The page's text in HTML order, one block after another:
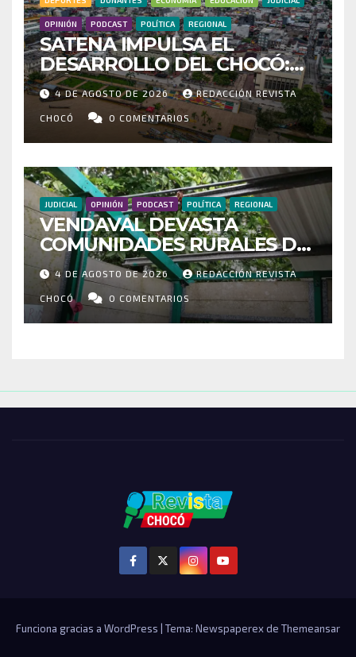
OPINIÓN PODCAST POLÍTICA REGIONAL
SATENA IMPULSA EL
DESARROLLO DEL CHOCÓ:
MÁS DE 35 MIL PASAJEROS
MOVILIZADOS Y NUEVAS
RUTAS FORTALECEN LA
CONECTIVIDAD
4 DE AGOSTO DE 2026 REDACCIÓN REVISTA
CHOCÓ 0 COMENTARIOS
JUDICIAL OPINIÓN PODCAST POLÍTICA REGIONAL
VENDAVAL DEVASTA
COMUNIDADES RURALES DE
RIOSUCIO: ESCUELAS,
VIVIENDAS Y CEMENTERIO
ENTRE LOS AFECTADOS
4 DE AGOSTO DE 2026 REDACCIÓN REVISTA
CHOCÓ 0 COMENTARIOS
Funciona gracias a WordPress Tema: Newspaperex de Themeansar